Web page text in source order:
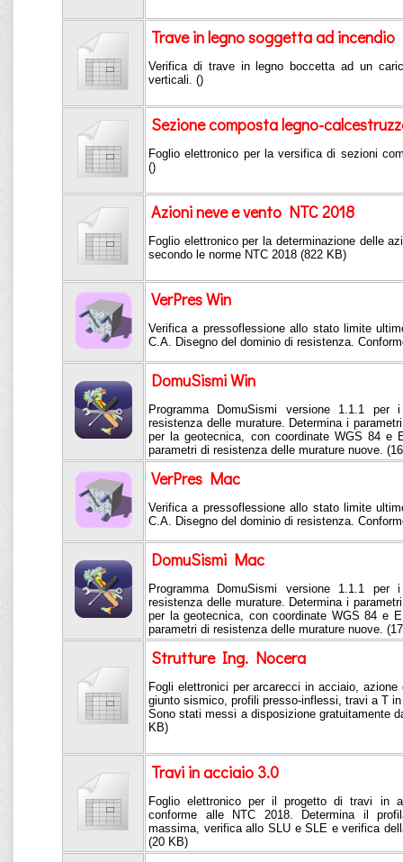
Trave in legno soggetta ad incendio
Verifica di trave in legno boccetta ad un
verticali. ()
Sezione composta legno-
Foglio elettronico per la versifica di sezioni
()
Azioni neve e vento NTC 2018
Foglio elettronico per la determinazione delle
secondo le norme NTC 2018 (822 KB)
VerPres Win
Verifica a pressoflessione allo stato limite
C.A. Disegno del dominio di resistenza.
DomuSismi Win
Programma DomuSismi versione 1.1.1
resistenza delle murature. Determina i
per la geotecnica, con coordinate WGS 84 e
parametri di resistenza delle murature nuove.
VerPres Mac
Verifica a pressoflessione allo stato limite
C.A. Disegno del dominio di resistenza.
DomuSismi Mac
Programma DomuSismi versione 1.1.1
resistenza delle murature. Determina i
per la geotecnica, con coordinate WGS 84 e
parametri di resistenza delle murature nuove.
Strutture Ing. Nocera
Fogli elettronici per arcarecci in acciaio,
giunto sismico, profili presso-inflessi, travi a T
Sono stati messi a disposizione gratuitamente
KB)
Travi in acciaio 3.0
Foglio elettronico per il progetto di travi in
conforme alle NTC 2018. Determina il
massima, verifica allo SLU e SLE e verifica
(20 KB)